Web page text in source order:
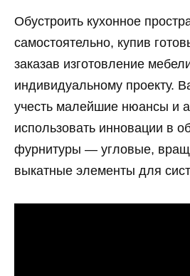
Обустроить кухонное
самостоятельно, купив
заказав изготовление
индивидуальному проекту.
учесть малейшие нюансы и
использовать инновации в
фурнитуры — угловые,
выкатные элементы для